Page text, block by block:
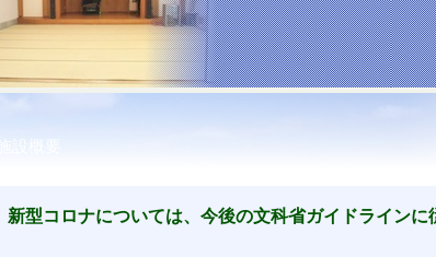
施設概要
新型コロナについては、今後の文科省ガイドラインに